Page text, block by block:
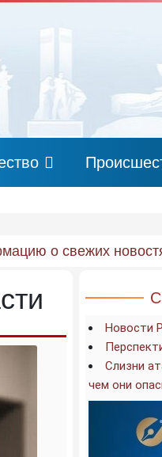
о свежих
Новости
Слизни
чем они